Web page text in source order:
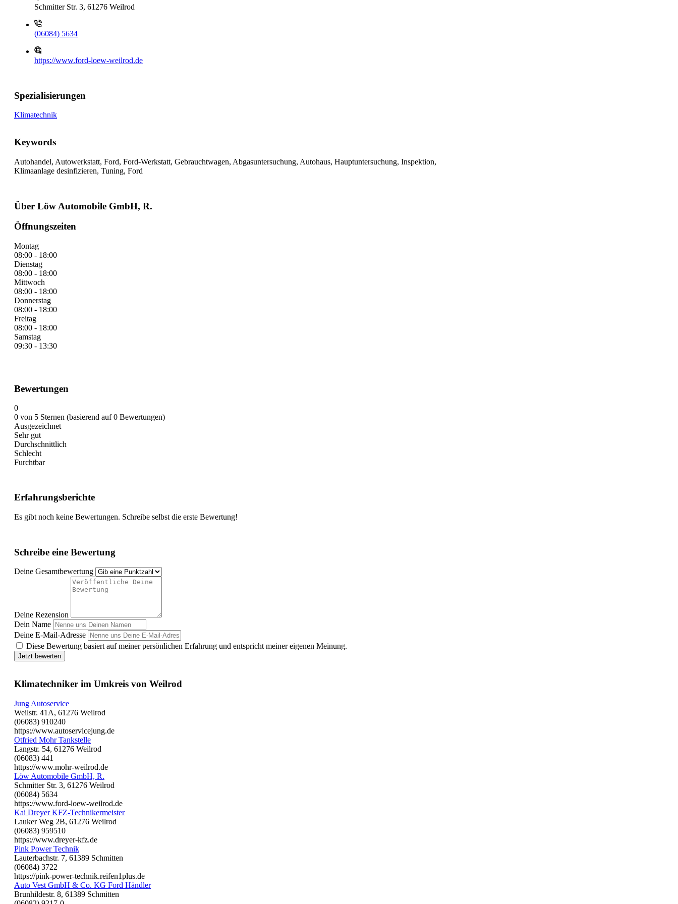
Schmitter Str. 3, 61276 Weilrod
(06084) 5634
https://www.ford-loew-weilrod.de
Spezialisierungen
Klimatechnik
Keywords
Autohandel, Autowerkstatt, Ford, Ford-Werkstatt, Gebrauchtwagen, Abgasuntersuchung, Autohaus, Hauptuntersuchung, Inspektion,
Klimaanlage desinfizieren, Tuning, Ford
Über Löw Automobile GmbH, R.
Öffnungszeiten
Montag
08:00 - 18:00
Dienstag
08:00 - 18:00
Mittwoch
08:00 - 18:00
Donnerstag
08:00 - 18:00
Freitag
08:00 - 18:00
Samstag
09:30 - 13:30
Bewertungen
0
0 von 5 Sternen (basierend auf 0 Bewertungen)
Ausgezeichnet
Sehr gut
Durchschnittlich
Schlecht
Furchtbar
Erfahrungsberichte
Es gibt noch keine Bewertungen. Schreibe selbst die erste Bewertung!
Schreibe eine Bewertung
Deine Gesamtbewertung
Deine Rezension
Dein Name
Deine E-Mail-Adresse
Diese Bewertung basiert auf meiner persönlichen Erfahrung und entspricht meiner eigenen Meinung.
Jetzt bewerten
Klimatechniker im Umkreis von Weilrod
Jung Autoservice
Weilstr. 41A, 61276 Weilrod
(06083) 910240
https://www.autoservicejung.de
Otfried Mohr Tankstelle
Langstr. 54, 61276 Weilrod
(06083) 441
https://www.mohr-weilrod.de
Löw Automobile GmbH, R.
Schmitter Str. 3, 61276 Weilrod
(06084) 5634
https://www.ford-loew-weilrod.de
Kai Dreyer KFZ-Technikermeister
Lauker Weg 2B, 61276 Weilrod
(06083) 959510
https://www.dreyer-kfz.de
Pink Power Technik
Lauterbachstr. 7, 61389 Schmitten
(06084) 3722
https://pink-power-technik.reifen1plus.de
Auto Vest GmbH & Co. KG Ford Händler
Brunhildestr. 8, 61389 Schmitten